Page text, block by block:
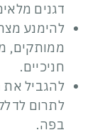
דגנים
להימנע
ממותקים,
חניכיים.
להגביל את
לתרום
בפה.